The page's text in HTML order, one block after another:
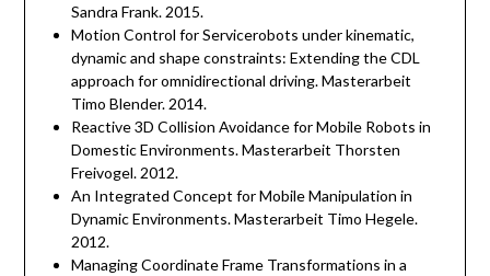
Sandra Frank. 2015.
Motion Control for Servicerobots under kinematic,
dynamic and shape constraints: Extending the CDL
approach for omnidirectional driving. Masterarbeit
Timo Blender. 2014.
Reactive 3D Collision Avoidance for Mobile Robots in
Domestic Environments. Masterarbeit Thorsten
Freivogel. 2012.
An Integrated Concept for Mobile Manipulation in
Dynamic Environments. Masterarbeit Timo Hegele.
2012.
Managing Coordinate Frame Transformations in a